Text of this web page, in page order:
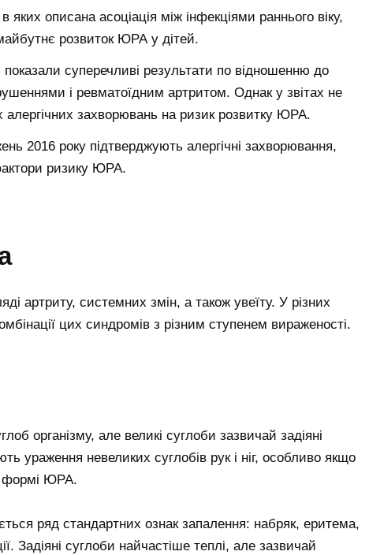
яких описана асоціація між інфекціями раннього віку,
майбутнє розвиток ЮРА у дітей.
суперечливі результати по відношенню до
і ревматоїдним артритом. Однак у звітах не
захворювань на ризик розвитку ЮРА.
2016 року підтверджують алергічні захворювання,
ризику ЮРА.
артриту, системних змін, а також увеїту. У різних
цих синдромів з різним ступенем вираженості.
організму, але великі суглоби зазвичай задіяні
ураження невеликих суглобів рук і ніг, особливо якщо
формі ЮРА.
ряд стандартних ознак запалення: набряк, еритема,
Задіяні суглоби найчастіше теплі, але зазвичай